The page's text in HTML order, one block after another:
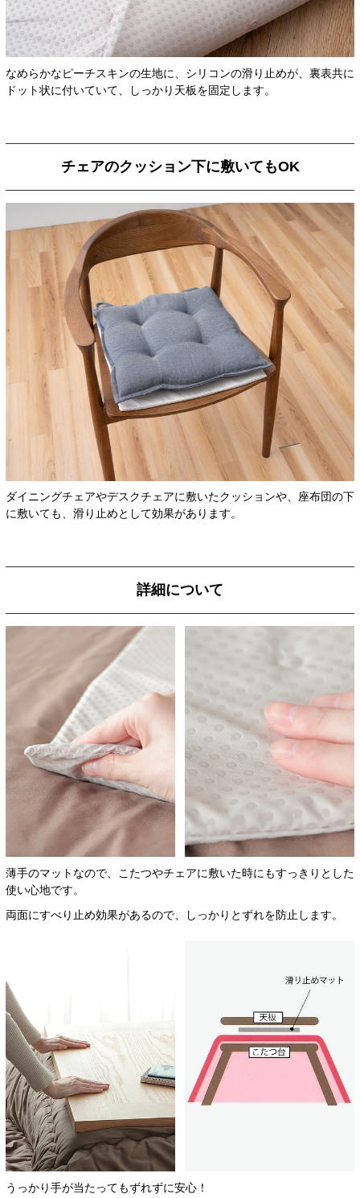
なめらかなピーチスキンの生地に、シリコンの滑り止めが、裏表共に
ドット状に付いていて、しっかり天板を固定します。
チェアのクッション下に敷いてもOK
ダイニングチェアやデスクチェアに敷いたクッションや、座布団の下
に敷いても、滑り止めとして効果があります。
詳細について
薄手のマットなので、こたつやチェアに敷いた時にもすっきりとした
使い心地です。
両面にすべり止め効果があるので、しっかりとずれを防止します。
うっかり手が当たってもずれずに安心！